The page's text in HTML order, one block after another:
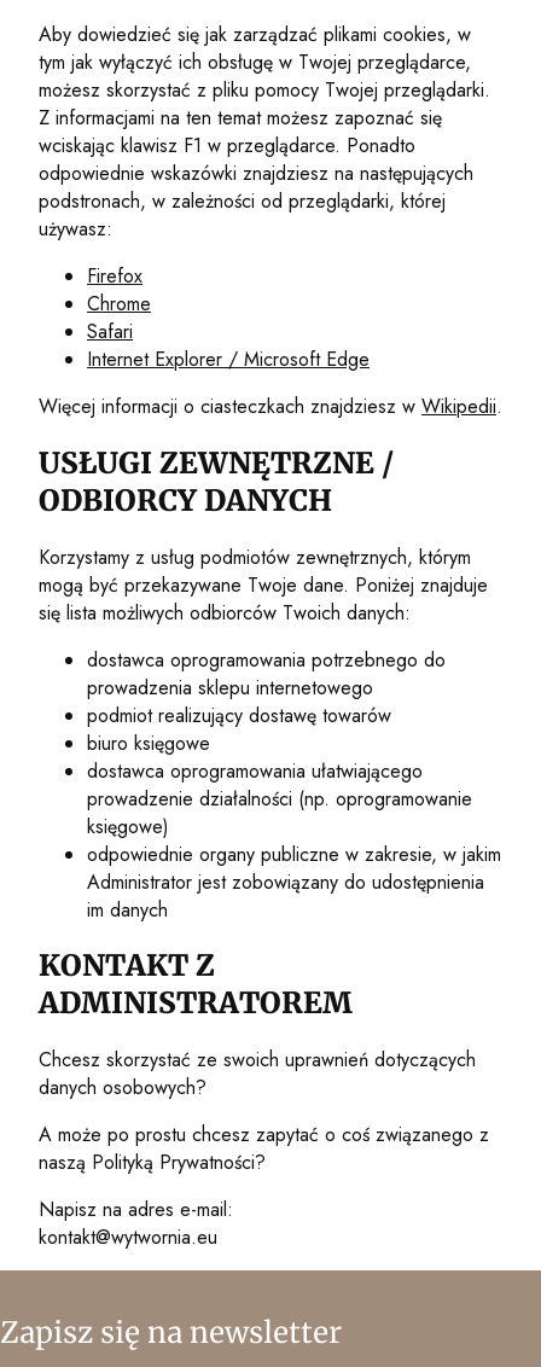
Aby dowiedzieć się jak zarządzać plikami cookies, w
tym jak wyłączyć ich obsługę w Twojej przeglądarce,
możesz skorzystać z pliku pomocy Twojej przeglądarki.
Z informacjami na ten temat możesz zapoznać się
wciskając klawisz F1 w przeglądarce. Ponadto
odpowiednie wskazówki znajdziesz na następujących
podstronach, w zależności od przeglądarki, której
używasz:
Firefox
Chrome
Safari
Internet Explorer / Microsoft Edge
Więcej informacji o ciasteczkach znajdziesz w Wikipedii.
USŁUGI ZEWNĘTRZNE /
ODBIORCY DANYCH
Korzystamy z usług podmiotów zewnętrznych, którym
mogą być przekazywane Twoje dane. Poniżej znajduje
się lista możliwych odbiorców Twoich danych:
dostawca oprogramowania potrzebnego do
prowadzenia sklepu internetowego
podmiot realizujący dostawę towarów
biuro księgowe
dostawca oprogramowania ułatwiającego
prowadzenie działalności (np. oprogramowanie
księgowe)
odpowiednie organy publiczne w zakresie, w jakim
Administrator jest zobowiązany do udostępnienia
im danych
KONTAKT Z
ADMINISTRATOREM
Chcesz skorzystać ze swoich uprawnień dotyczących
danych osobowych?
A może po prostu chcesz zapytać o coś związanego z
naszą Polityką Prywatności?
Napisz na adres e-mail:
kontakt@wytwornia.eu
Zapisz się na newsletter